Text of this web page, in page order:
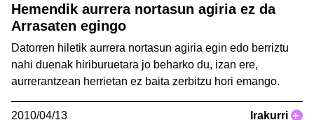
Hemendik aurrera nortasun agiria ez da
Arrasaten egingo
Datorren hiletik aurrera nortasun agiria egin edo berriztu
nahi duenak hiriburuetara jo beharko du, izan ere,
aurrerantzean herrietan ez baita zerbitzu hori emango.
2010/04/13 Irakurri +